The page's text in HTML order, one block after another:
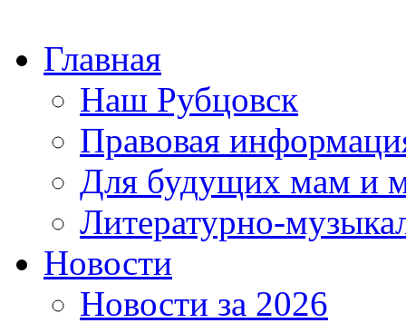
Главная
Наш Рубцовск
Правовая
Для будущих мам и
Литературно-
Новости
Новости за 2026